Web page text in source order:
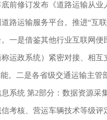
修订发布《道路运输从业
运输服务平台。推进“互联
一是借鉴其他行业互联网
运政系统）紧密对接、相
。二是各省级交通运输主
系统 第2部分：数据资源采
考核、营运车辆技术等级